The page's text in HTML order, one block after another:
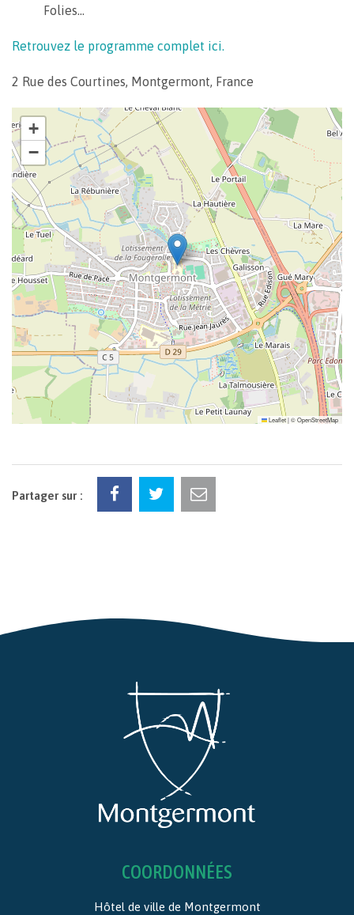
Folies…
Retrouvez le programme complet ici.
2 Rue des Courtines, Montgermont, France
+
−
Leaflet|©OpenStreetMap
Partager sur :
COORDONNÉES
Hôtel de ville de Montgermont